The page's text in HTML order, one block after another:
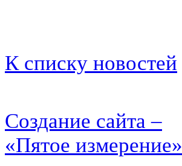
К списку новостей
Создание сайта –
«Пятое измерение»